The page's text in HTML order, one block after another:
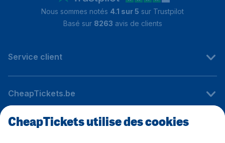
Nous sommes notés 4.1 sur 5 sur Trustpilot
Basé sur 8263 avis de clients
Service client
CheapTickets.be
Sites internationaux
CheapTickets utilise des cookies